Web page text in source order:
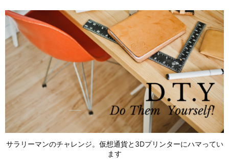
サラリーマンのチャレンジ。仮想通貨と3Dプリンターにハマってい
ます